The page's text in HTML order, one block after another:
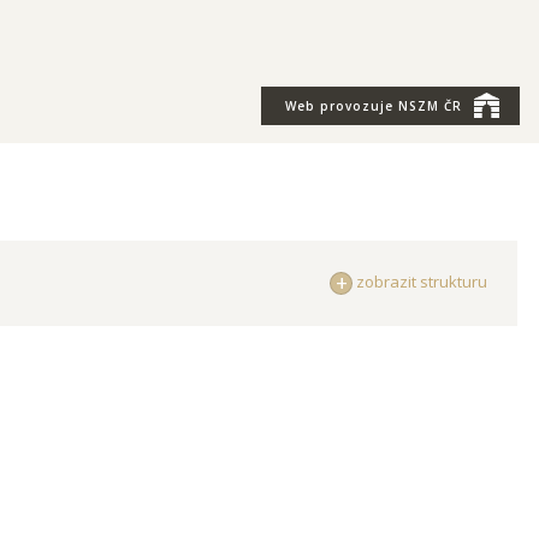
Web provozuje NSZM ČR
zobrazit strukturu